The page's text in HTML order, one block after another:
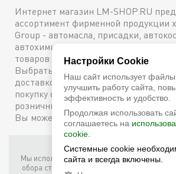
Интернет магазин LM-SHOP.RU
ассортимент фирменной продукции
Group - автомасла, присадки,
автохимию. Каталог содержит
товаров с техническими
Выбрать и купить оригинальную
доставкой по Москве можно сейчас
покупку онлайн, либо посетив один
розничных магазинов. Более
Вы можете получить по телефону+7
Фирменный интернет-магазин LM
Мы используем собственные куки (соокіе) и
обора статистики, маркетинговых целей, а
Настройки Cookie
Наш сайт использует
улучшить работу сайта,
эффективность и удобство.
Продолжая использовать
соглашаетесь на
cookie.
Системные cookie
сайта и всегда включены.